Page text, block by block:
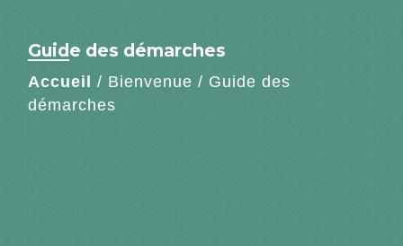
Guide des démarches
Accueil / Bienvenue / Guide des
démarches